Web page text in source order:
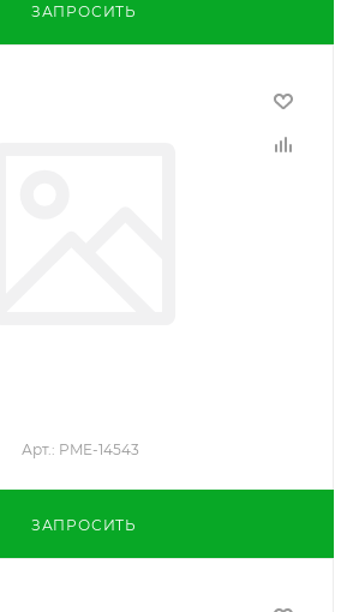
ЗАПРОСИТЬ
Арт.: PME-14543
ЗАПРОСИТЬ